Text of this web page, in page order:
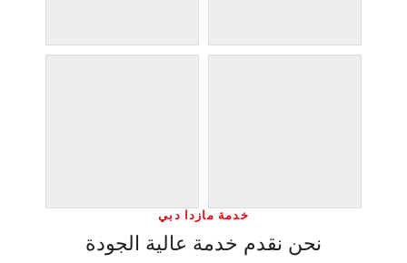
خدمة مازدا دبي
نحن نقدم خدمة عالية الجودة